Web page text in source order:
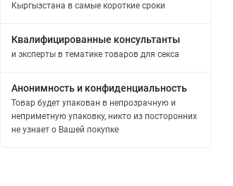
Кыргызстана в самые короткие сроки
Квалифицированные консультанты
и эксперты в тематике товаров для секса
Анонимность и конфиденциальность
Товар будет упакован в непрозрачную и
неприметную упаковку, никто из посторонних
не узнает о Вашей покупке